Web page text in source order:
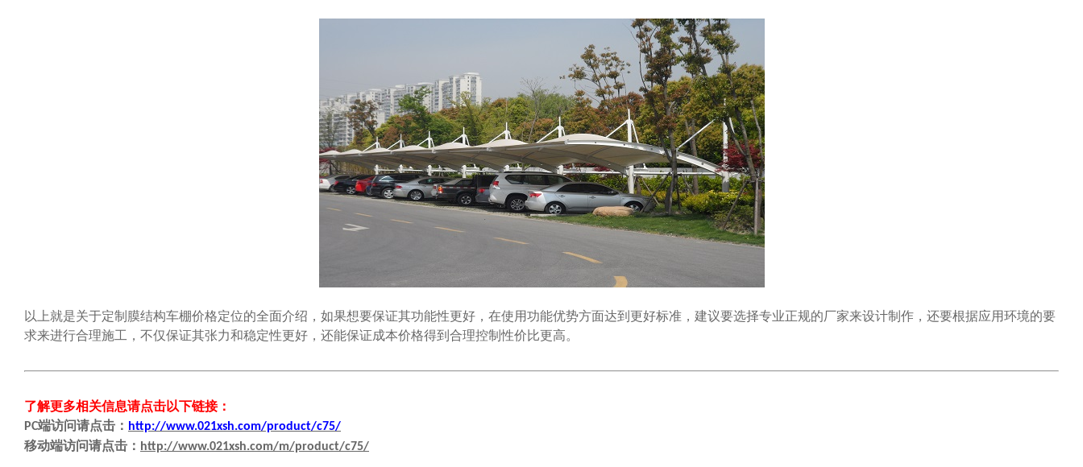
以上就是关于定制膜结构车棚价格定位的全面介绍，如果想要保证其功能性更好，在使用功能优势方面达到更好标准，建议要选择专业正规的厂家来设计制作，还要根据应用环境的要
求来进行合理施工，不仅保证其张力和稳定性更好，还能保证成本价格得到合理控制性价比更高。
了解更多相关信息请点击以下链接：
PC端访问请点击 ： http://www.021xsh.com/product/c75/
移动端访问请点击 ： http://www.021xsh.com/m/product/c75/